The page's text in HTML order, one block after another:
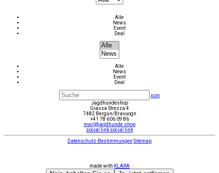
Alle
News
Event
Deal
Alle
News
Event
Deal
icon
Jagdhundeshop
Giassa Strezza 4
7482 Bergün/Bravuogn
+41 78 606 09 86
mail@jagdhunde.shop
social link social link
Datenschutz-Bestimmungen Sitemap
made with KLARA